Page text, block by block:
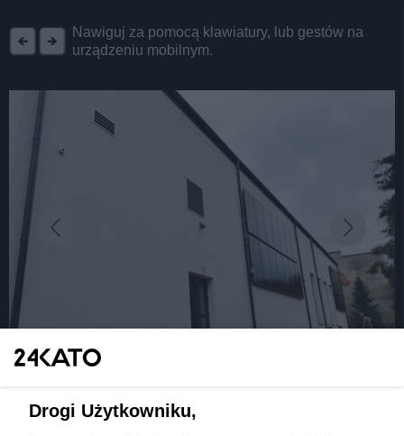
Nawiguj za pomocą klawiatury, lub gestów na
urządzeniu mobilnym.
placówkach edukacyjnych
Drogi Użytkowniku,